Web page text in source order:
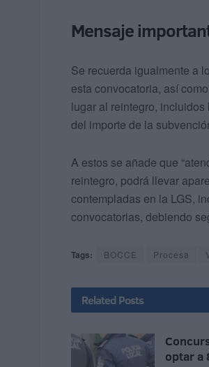
Mensaje
Se recuerda igualmente a
esta convocatoria, así
lugar al reintegro,
del importe de la
A estos se añade que
reintegro, podrá llevar
contempladas en la LGS,
convocatorias, debiendo
Tags: BOCCE Procesa
Related Posts
optar a